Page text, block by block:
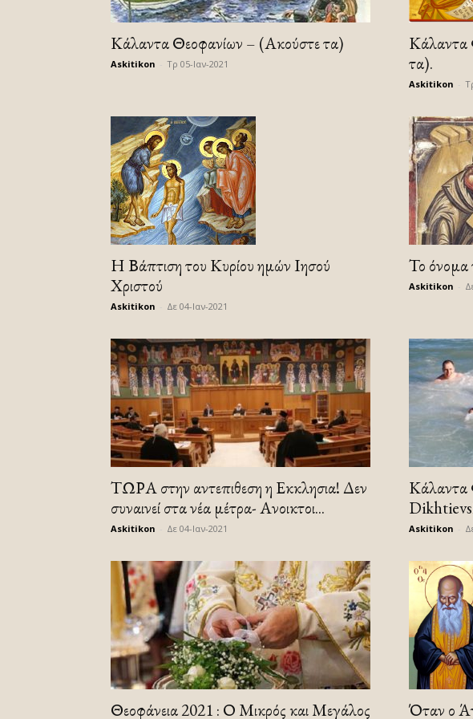
Κάλαντα Θεοφανίων – (Ακούστε τα)
Askitikon Τρ 05-Ιαν-2021
Κάλαντα
τα).
Askitikon
Η Βάπτιση του Κυρίου ημών Ιησού
Χριστού
Askitikon Δε 04-Ιαν-2021
Το όνομα
Askitikon
ΤΩΡΑ στην αντεπιθεση η Εκκλησια! Δεν
συναινεί στα νέα μέτρα- Ανοικτοι...
Askitikon Δε 04-Ιαν-2021
Κάλαντα
Askitikon
Θεοφάνεια 2021 : Ο Μικρός και Μεγάλος
Όταν ο